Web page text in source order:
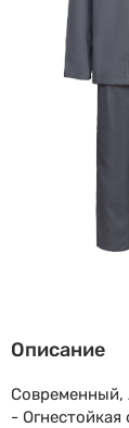
Описание
Современный,
- Огнестойкая